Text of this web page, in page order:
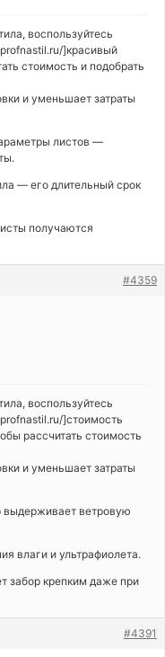
воспользуйтесь
]красивый
стоимость и подобрать
и уменьшает затраты
листов —
— его длительный срок
получаются
#4359
воспользуйтесь
]стоимость
рассчитать стоимость
и уменьшает затраты
выдерживает ветровую
влаги и ультрафиолета.
забор крепким даже при
#4391